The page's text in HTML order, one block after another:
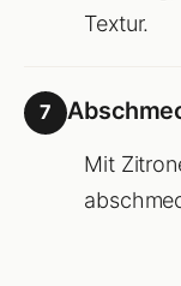
Textur.
7
Mit